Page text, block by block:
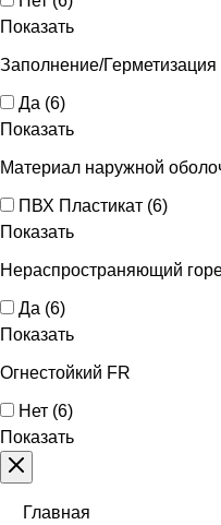
Показать
Заполнение/Герметизация
Да (6)
Показать
Материал наружной
ПВХ Пластикат (6)
Показать
Нераспространяющий
Да (6)
Показать
Огнестойкий FR
Нет (6)
Показать
Главная